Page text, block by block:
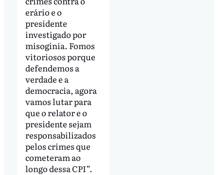
erário e o
presidente
investigado por
misoginia. Fomos
vitoriosos porque
defendemos a
verdade e a
democracia, agora
vamos lutar para
que o relator e o
presidente sejam
responsabilizados
pelos crimes que
cometeram ao
longo dessa CPI”.